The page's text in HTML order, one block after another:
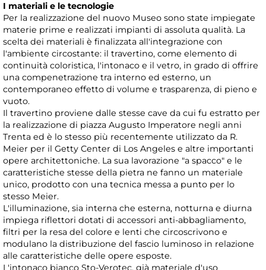
I materiali e le tecnologie
Per la realizzazione del nuovo Museo sono state impiegate
materie prime e realizzati impianti di assoluta qualità. La
scelta dei materiali è finalizzata all'integrazione con
l'ambiente circostante: il travertino, come elemento di
continuità coloristica, l'intonaco e il vetro, in grado di offrire
una compenetrazione tra interno ed esterno, un
contemporaneo effetto di volume e trasparenza, di pieno e
vuoto.
Il travertino proviene dalle stesse cave da cui fu estratto per
la realizzazione di piazza Augusto Imperatore negli anni
Trenta ed è lo stesso più recentemente utilizzato da R.
Meier per il Getty Center di Los Angeles e altre importanti
opere architettoniche. La sua lavorazione "a spacco" e le
caratteristiche stesse della pietra ne fanno un materiale
unico, prodotto con una tecnica messa a punto per lo
stesso Meier.
L'illuminazione, sia interna che esterna, notturna e diurna
impiega riflettori dotati di accessori anti-abbagliamento,
filtri per la resa del colore e lenti che circoscrivono e
modulano la distribuzione del fascio luminoso in relazione
alle caratteristiche delle opere esposte.
L'intonaco bianco Sto-Verotec, già materiale d'uso